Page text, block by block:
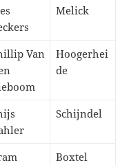
Melick
Van
Hoogerhei
de
Schijndel
Boxtel